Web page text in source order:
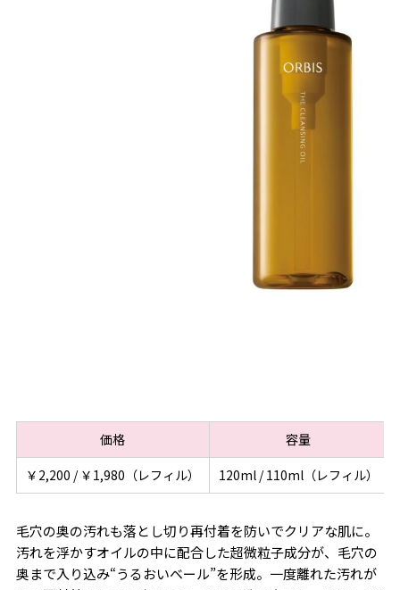
価格
容量
￥2,200 / ￥1,980（レフィル）
120ml / 110ml（レフィル）
毛穴の奥の汚れも落とし切り再付着を防いでクリアな肌に。
汚れを浮かすオイルの中に配合した超微粒子成分が、毛穴の
奥まで入り込み“うるおいベール”を形成。一度離れた汚れが